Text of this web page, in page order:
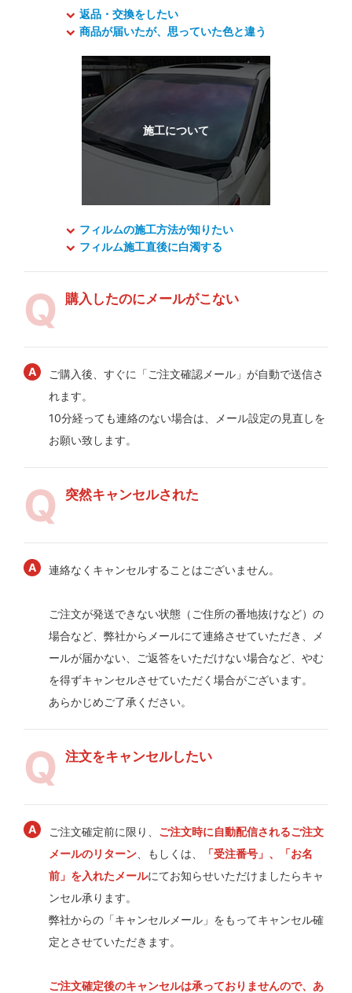
返品・交換をしたい
商品が届いたが、思っていた色と違う
フィルムの施工方法が知りたい
フィルム施工直後に白濁する
購入したのにメールがこない
ご購入後、すぐに「ご注文確認メール」が自動で送信さ
れます。
10分経っても連絡のない場合は、メール設定の見直しを
お願い致します。
突然キャンセルされた
連絡なくキャンセルすることはございません。
ご注文が発送できない状態（ご住所の番地抜けなど）の
場合など、弊社からメールにて連絡させていただき、メ
ールが届かない、ご返答をいただけない場合など、やむ
を得ずキャンセルさせていただく場合がございます。
あらかじめご了承ください。
注文をキャンセルしたい
ご注文確定前に限り、 ご注文時に自動配信されるご注文
メールのリターン 、もしくは、
「受注番号」、「お名
前」を入れたメールにてお知らせいただけましたらキャ
ンセル承ります。
弊社からの「キャンセルメール」をもってキャンセル確
定とさせていただきます。
ご注文確定後のキャンセルは承っておりませんので、あ